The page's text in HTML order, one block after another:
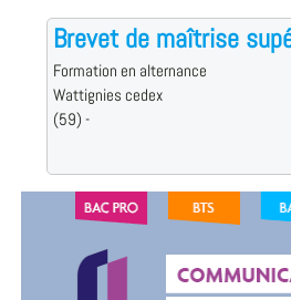
Brevet de maîtrise
Formation en alternance
Wattignies cedex
(59) -